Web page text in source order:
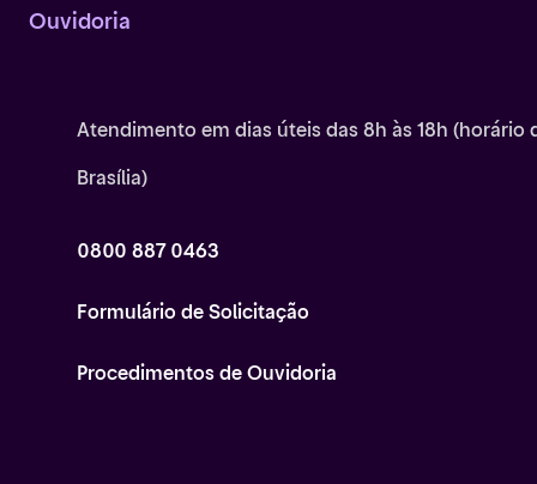
Ouvidoria
Atendimento em dias úteis das 8h às 18h (horário
Brasília)
0800 887 0463
Formulário de Solicitação
Procedimentos de Ouvidoria